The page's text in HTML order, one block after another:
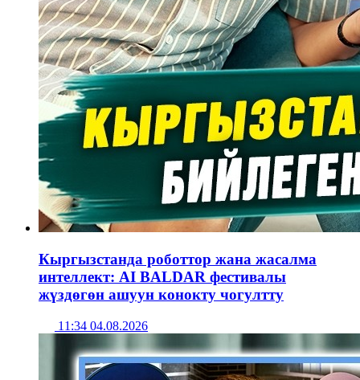
Кыргызстанда роботтор жана жасалма
интеллект: AI BALDAR фестивалы
жүздөгөн ашуун конокту чогултту
11:34 04.08.2026